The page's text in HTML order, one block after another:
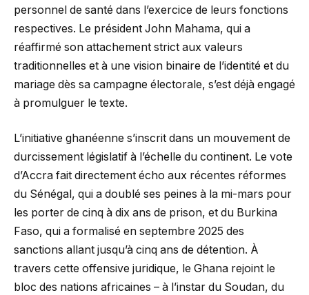
personnel de santé dans l’exercice de leurs fonctions
respectives. Le président John Mahama, qui a
réaffirmé son attachement strict aux valeurs
traditionnelles et à une vision binaire de l’identité et du
mariage dès sa campagne électorale, s’est déjà engagé
à promulguer le texte.
L’initiative ghanéenne s’inscrit dans un mouvement de
durcissement législatif à l’échelle du continent. Le vote
d’Accra fait directement écho aux récentes réformes
du Sénégal, qui a doublé ses peines à la mi-mars pour
les porter de cinq à dix ans de prison, et du Burkina
Faso, qui a formalisé en septembre 2025 des
sanctions allant jusqu’à cinq ans de détention. À
travers cette offensive juridique, le Ghana rejoint le
bloc des nations africaines – à l’instar du Soudan, du